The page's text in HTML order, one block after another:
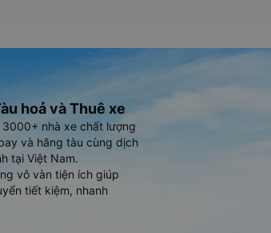
hoả và Thuê xe
nhà xe chất lượng
và hãng tàu cùng dịch
tại Việt Nam.
vô vàn tiện ích giúp
tiết kiệm, nhanh